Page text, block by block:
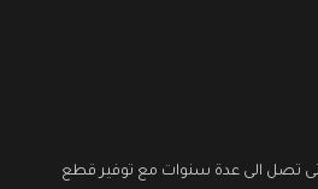
تصل الى عدة سنوات مع توفير قطع